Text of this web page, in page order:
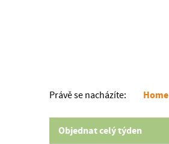
Právě se nacházíte: Home
Objednat celý týden